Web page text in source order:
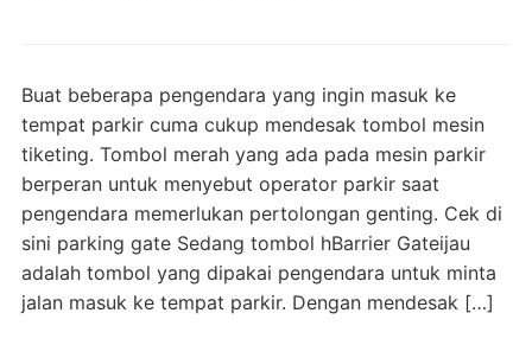
Buat beberapa pengendara yang ingin masuk ke
tempat parkir cuma cukup mendesak tombol mesin
tiketing. Tombol merah yang ada pada mesin parkir
berperan untuk menyebut operator parkir saat
pengendara memerlukan pertolongan genting. Cek di
sini parking gate Sedang tombol hBarrier Gateijau
adalah tombol yang dipakai pengendara untuk minta
jalan masuk ke tempat parkir. Dengan mendesak […]